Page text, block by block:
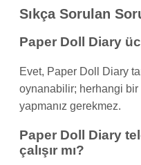
Sıkça Sorulan
Paper Doll Diary
Evet, Paper Doll Diary
oynanabilir; herhangi
yapmanız gerekmez.
Paper Doll Diary
çalışır mı?